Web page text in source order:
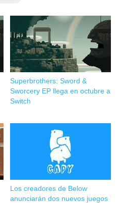
Superbrothers: Sword &
Sworcery EP llega en octubre a
Switch
Los creadores de Below
anunciarán dos nuevos juegos